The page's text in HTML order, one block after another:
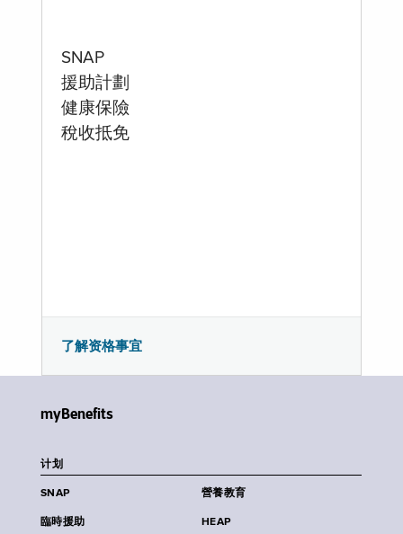
SNAP
援助計劃
健康保險
稅收抵免
了解资格事宜
myBenefits
计划
SNAP 營養教育
臨時援助 HEAP